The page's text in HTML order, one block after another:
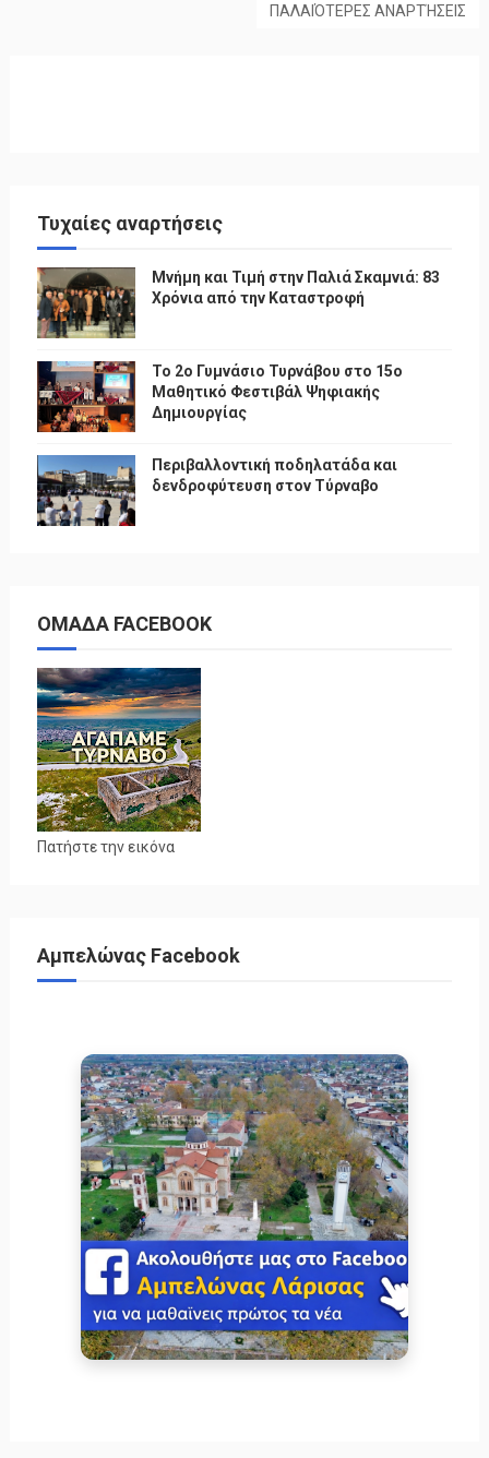
ΠΑΛΑΙΌΤΕΡΕΣ ΑΝΑΡΤΉΣΕΙΣ
Τυχαίες αναρτήσεις
Μνήμη και Τιμή στην Παλιά Σκαμνιά: 83
Χρόνια από την Καταστροφή
To 2ο Γυμνάσιο Τυρνάβου στο 15ο
Μαθητικό Φεστιβάλ Ψηφιακής
Δημιουργίας
Περιβαλλοντική ποδηλατάδα και
δενδροφύτευση στον Τύρναβο
ΟΜΑΔΑ FACEBOOK
Πατήστε την εικόνα
Αμπελώνας Facebook